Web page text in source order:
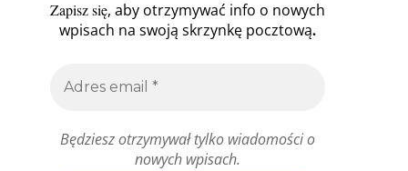
Zapisz się, aby otrzymywać info o nowych
wpisach na swoją skrzynkę pocztową.
Będziesz otrzymywał tylko wiadomości o
nowych wpisach.